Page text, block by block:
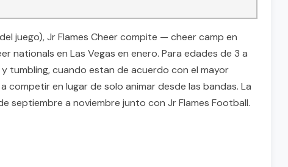
juego), Jr Flames Cheer compite — cheer camp en
en Las Vegas en enero. Para edades de 3 a
tumbling, cuando estan de acuerdo con el mayor
en lugar de solo animar desde las bandas. La
septiembre a noviembre junto con Jr Flames Football.